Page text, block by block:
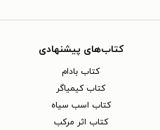
کتاب‌های پیشنهادی
کتاب بادام
کتاب کیمیاگر
کتاب اسب سیاه
کتاب اثر مرکب